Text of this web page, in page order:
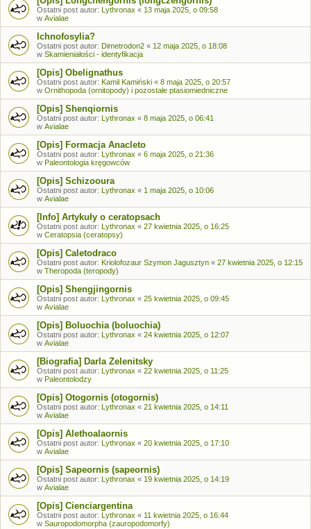
Ostatni post autor: Lythronax « 13 maja 2025, o 09:58
w Avialae
Ichnofosylia?
Ostatni post autor: Dimetrodon2 « 12 maja 2025, o 18:08
w Skamieniałości - identyfikacja
[Opis] Obelignathus
Ostatni post autor: Kamil Kamiński « 8 maja 2025, o 20:57
w Ornithopoda (ornitopody) i pozostałe ptasiomiedniczne
[Opis] Shenqiornis
Ostatni post autor: Lythronax « 8 maja 2025, o 06:41
w Avialae
[Opis] Formacja Anacleto
Ostatni post autor: Lythronax « 6 maja 2025, o 21:36
w Paleontologia kręgowców
[Opis] Schizooura
Ostatni post autor: Lythronax « 1 maja 2025, o 10:06
w Avialae
[Info] Artykuły o ceratopsach
Ostatni post autor: Lythronax « 27 kwietnia 2025, o 16:25
w Ceratopsia (ceratopsy)
[Opis] Caletodraco
Ostatni post autor: Kriolofozaur Szymon Jagusztyn « 27 kwietnia 2025, o 12:15
w Theropoda (teropody)
[Opis] Shengjingornis
Ostatni post autor: Lythronax « 25 kwietnia 2025, o 09:45
w Avialae
[Opis] Boluochia (boluochia)
Ostatni post autor: Lythronax « 24 kwietnia 2025, o 12:07
w Avialae
[Biografia] Darla Zelenitsky
Ostatni post autor: Lythronax « 22 kwietnia 2025, o 11:25
w Paleontolodzy
[Opis] Otogornis (otogornis)
Ostatni post autor: Lythronax « 21 kwietnia 2025, o 14:11
w Avialae
[Opis] Alethoalaornis
Ostatni post autor: Lythronax « 20 kwietnia 2025, o 17:10
w Avialae
[Opis] Sapeornis (sapeornis)
Ostatni post autor: Lythronax « 19 kwietnia 2025, o 14:19
w Avialae
[Opis] Cienciargentina
Ostatni post autor: Lythronax « 11 kwietnia 2025, o 16:44
w Sauropodomorpha (zauropodomorfy)